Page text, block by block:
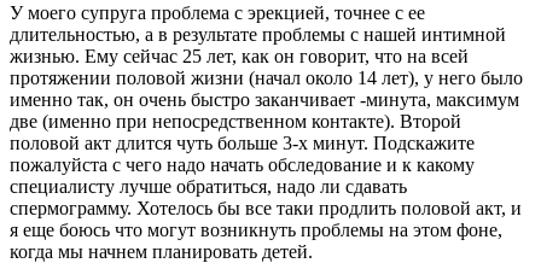
У моего супруга проблема с эрекцией, точнее с ее
длительностью, а в результате проблемы с нашей интимной
жизнью. Ему сейчас 25 лет, как он говорит, что на всей
протяжении половой жизни (начал около 14 лет), у него было
именно так, он очень быстро заканчивает -минута, максимум
две (именно при непосредственном контакте). Второй
половой акт длится чуть больше 3-х минут. Подскажите
пожалуйста с чего надо начать обследование и к какому
специалисту лучше обратиться, надо ли сдавать
спермограмму. Хотелось бы все таки продлить половой акт, и
я еще боюсь что могут возникнуть проблемы на этом фоне,
когда мы начнем планировать детей.